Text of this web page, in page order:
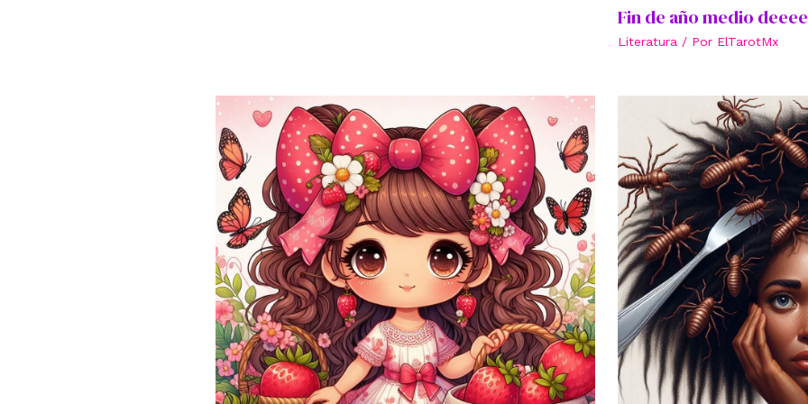
Fin de año medio
Literatura / Por ElTarotMx